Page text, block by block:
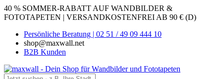
40 % SOMMER-RABATT AUF WANDBILDER &
FOTOTAPETEN | VERSANDKOSTENFREI AB 90 € (D)
Persönliche Beratung | 02 51 / 49 09 444 10
shop@maxwall.net
B2B Kunden